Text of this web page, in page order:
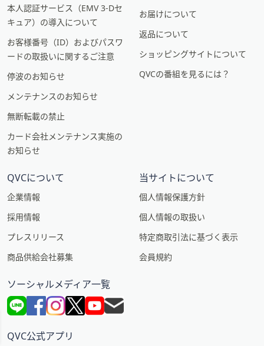
本人認証サービス（EMV 3-Dセ
キュア）の導入について
お客様番号（ID）およびパスワ
ードの取扱いに関するご注意
停波のお知らせ
メンテナンスのお知らせ
無断転載の禁止
カード会社メンテナンス実施の
お知らせ
お届けについて
返品について
ショッピングサイトについて
QVCの番組を見るには？
QVCについて
企業情報
採用情報
プレスリリース
商品供給会社募集
当サイトについて
個人情報保護方針
個人情報の取扱い
特定商取引法に基づく表示
会員規約
ソーシャルメディア一覧
QVC公式アプリ